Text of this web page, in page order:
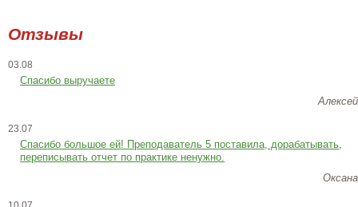
Отзывы
03.08
Спасибо выручаете
Алексей
23.07
Cпасибо большое ей! Преподаватель 5 поставила, дорабатывать,
переписывать отчет по практике ненужно.
Оксана